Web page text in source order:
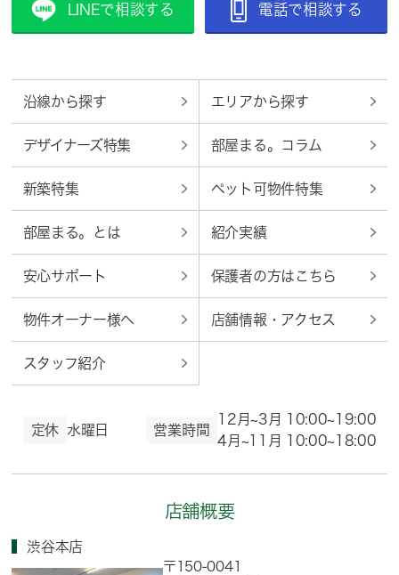
LINEで相談する 電話で相談する
沿線から探す エリアから探す
デザイナーズ特集 部屋まる。コラム
新築特集 ペット可物件特集
部屋まる。とは 紹介実績
安心サポート 保護者の方はこちら
物件オーナー様へ 店舗情報・アクセス
スタッフ紹介
定休 水曜日 営業時間
12月~3月 10:00~19:00
4月~11月 10:00~18:00
店舗概要
渋谷本店
〒150-0041